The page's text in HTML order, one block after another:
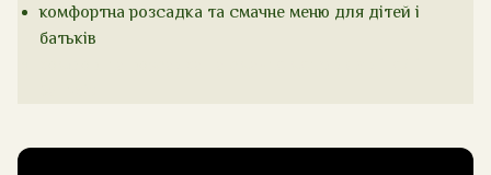
комфортна розсадка та смачне меню для дітей і
батьків